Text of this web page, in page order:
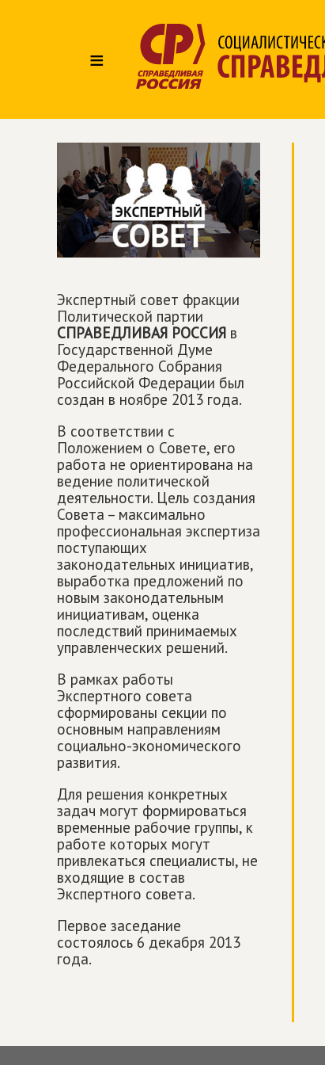
≡
Экспертный совет фракции
Политической партии
СПРАВЕДЛИВАЯ РОССИЯ в
Государственной Думе
Федерального Собрания
Российской Федерации был
создан в ноябре 2013 года.
В соответствии с
Положением о Совете, его
работа не ориентирована на
ведение политической
деятельности. Цель создания
Совета – максимально
профессиональная экспертиза
поступающих
законодательных инициатив,
выработка предложений по
новым законодательным
инициативам, оценка
последствий принимаемых
управленческих решений.
В рамках работы
Экспертного совета
сформированы секции по
основным направлениям
социально-экономического
развития.
Для решения конкретных
задач могут формироваться
временные рабочие группы, к
работе которых могут
привлекаться специалисты, не
входящие в состав
Экспертного совета.
Первое заседание
состоялось 6 декабря 2013
года.